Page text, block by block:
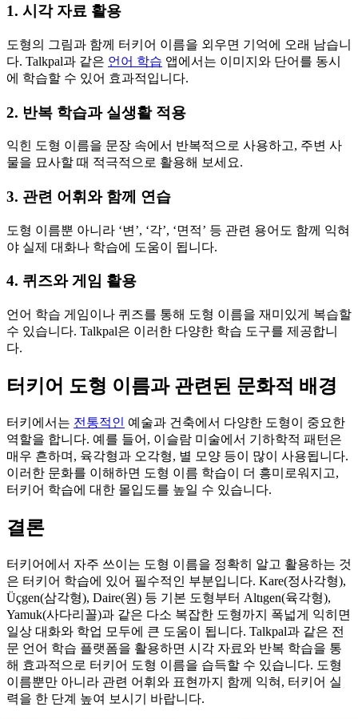
1. 시각 자료 활용
도형의 그림과 함께 터키어 이름을 외우면 기억에 오래 남습니
다. Talkpal과 같은 언어 학습 앱에서는 이미지와 단어를 동시
에 학습할 수 있어 효과적입니다.
2. 반복 학습과 실생활 적용
익힌 도형 이름을 문장 속에서 반복적으로 사용하고, 주변 사
물을 묘사할 때 적극적으로 활용해 보세요.
3. 관련 어휘와 함께 연습
도형 이름뿐 아니라 ‘변’, ‘각’, ‘면적’ 등 관련 용어도 함께 익혀
야 실제 대화나 학습에 도움이 됩니다.
4. 퀴즈와 게임 활용
언어 학습 게임이나 퀴즈를 통해 도형 이름을 재미있게 복습할
수 있습니다. Talkpal은 이러한 다양한 학습 도구를 제공합니
다.
터키어 도형 이름과 관련된 문화적 배경
터키에서는 전통적인 예술과 건축에서 다양한 도형이 중요한
역할을 합니다. 예를 들어, 이슬람 미술에서 기하학적 패턴은
매우 흔하며, 육각형과 오각형, 별 모양 등이 많이 사용됩니다.
이러한 문화를 이해하면 도형 이름 학습이 더 흥미로워지고,
터키어 학습에 대한 몰입도를 높일 수 있습니다.
결론
터키어에서 자주 쓰이는 도형 이름을 정확히 알고 활용하는 것
은 터키어 학습에 있어 필수적인 부분입니다. Kare(정사각형),
Üçgen(삼각형), Daire(원) 등 기본 도형부터 Altıgen(육각형),
Yamuk(사다리꼴)과 같은 다소 복잡한 도형까지 폭넓게 익히면
일상 대화와 학업 모두에 큰 도움이 됩니다. Talkpal과 같은 전
문 언어 학습 플랫폼을 활용하면 시각 자료와 반복 학습을 통
해 효과적으로 터키어 도형 이름을 습득할 수 있습니다. 도형
이름뿐만 아니라 관련 어휘와 표현까지 함께 익혀, 터키어 실
력을 한 단계 높여 보시기 바랍니다.